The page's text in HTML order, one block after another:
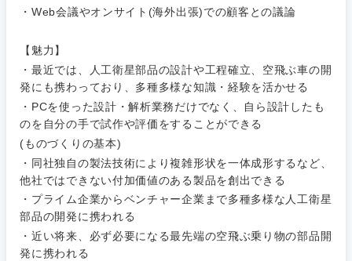
・Web会議やオンサイト(海外出張)での顧客との議論
【魅力】
・最近では、人工衛星部品の設計や工程確立、空飛ぶ車の開
発にも携わっており、多種多様な知識・経験を活かせる
・PCを使った設計・解析業務だけでなく、自ら設計したも
のを自分の手で試作や評価をすることができる
(ものづくりの基本)
・同社独自の製法技術により複雑形状を一体成形するなど、
他社ではできない付加価値のある製品を創出できる
・プライム企業からベンチャー企業まで多種多様な人工衛星
部品の開発に携われる
・近い将来、必ず必要になる最先端の空飛ぶ乗り物の部品開
発に携われる
SCM
人事
マーケテ
ィング
営業
サービス
新規事業企画・立上げ
M&A・事業投資
経営企画
政策渉外
その他企画業務
人事
マーケティング
営業
サービス
クリエイティブ
自動車・機械・船舶
素材・化学・金属
食品・化粧品・アパレル・消費財
メディカル・ヘルスケア・ライフサイエンス
金融
福島県
フリーワード
こだわり条件を入力ください
急募 第二新卒
上場企業
スタートアップ企